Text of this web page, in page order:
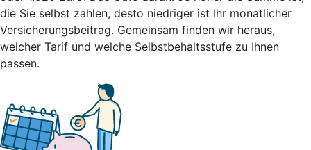
die Sie selbst zahlen, desto niedriger ist Ihr monatlicher
Versicherungsbeitrag. Gemeinsam finden wir heraus,
welcher Tarif und welche Selbstbehaltsstufe zu Ihnen
passen.